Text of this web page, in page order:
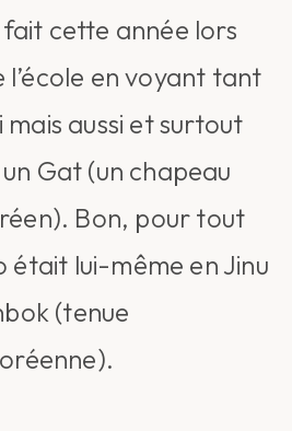
fait cette année lors
en voyant tant
aussi et surtout
Gat (un chapeau
Bon, pour tout
était lui-même en Jinu
(tenue